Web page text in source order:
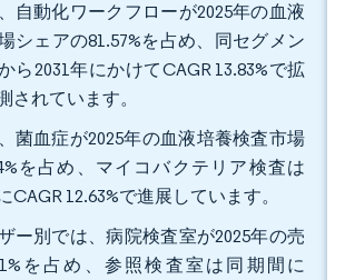
自動化ワークフローが2025年の血液
シェアの81.57%を占め、同セグメン
ら2031年にかけてCAGR 13.83%で拡
されています。
菌血症が2025年の血液培養検査市場
を占め、マイコバクテリア検査は
CAGR 12.63%で進展しています。
ー別では、病院検査室が2025年の売
を占め、参照検査室は同期間に